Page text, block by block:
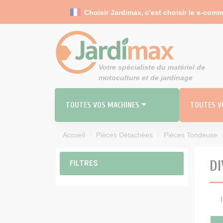
Choisir Jardimax, c’est choisir le e-
Votre spécialiste du matériel de
motoculture et de jardinage
TOUTES VOS MACHINES ⏷ TOUTES
Accueil Pièces Détachées Pièces Tondeuse
FILTRES